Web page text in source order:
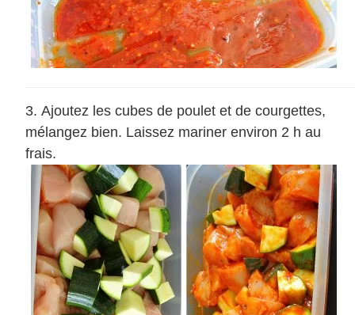
Ajoutez les cubes de poulet et de courgettes,
mélangez bien. Laissez mariner environ 2 h au
frais.